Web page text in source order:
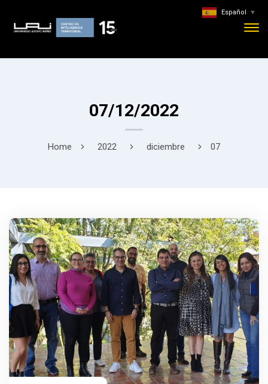
07/12/2022
Home 2022 diciembre 07
Español ▼